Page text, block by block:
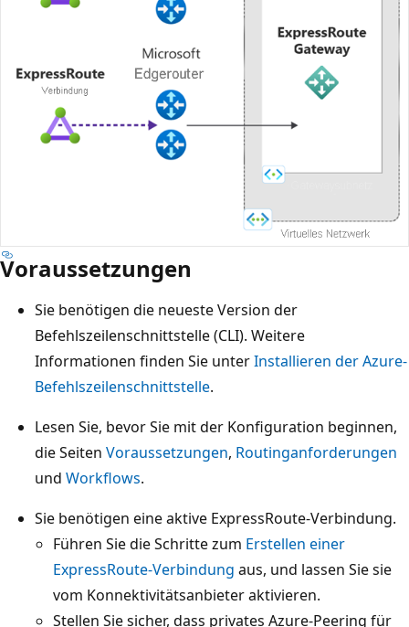
Voraussetzungen
Sie benötigen die neueste Version der
Befehlszeilenschnittstelle (CLI). Weitere
Informationen finden Sie unterInstallieren der Azure-
Befehlszeilenschnittstelle.
Lesen Sie, bevor Sie mit der Konfiguration beginnen,
die Seiten Voraussetzungen, Routinganforderungen
und Workflows.
Sie benötigen eine aktive ExpressRoute-Verbindung.
Führen Sie die Schritte zum Erstellen einer
ExpressRoute-Verbindung aus, und lassen Sie sie
vom Konnektivitätsanbieter aktivieren.
Stellen Sie sicher, dass privates Azure-Peering für